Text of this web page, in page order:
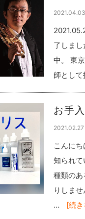
2021.04.03
了しま
中。 東
師とし
お手
2021.02.27
こんに
知られ
種類の
りしま
…
[続